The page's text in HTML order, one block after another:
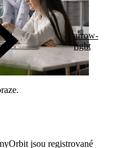
arrow-
right
jsou registrované